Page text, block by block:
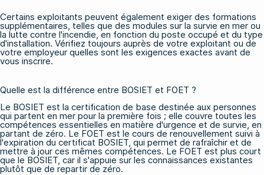
Certains exploitants peuvent également exiger des formations
supplémentaires, telles que des modules sur la survie en mer ou
la lutte contre l'incendie, en fonction du poste occupé et du type
d'installation. Vérifiez toujours auprès de votre exploitant ou de
votre employeur quelles sont les exigences exactes avant de
vous inscrire.
Quelle est la différence entre BOSIET et FOET ?
Le BOSIET est la certification de base destinée aux personnes
qui partent en mer pour la première fois ; elle couvre toutes les
compétences essentielles en matière d'urgence et de survie, en
partant de zéro. Le FOET est le cours de renouvellement suivi à
l'expiration du certificat BOSIET, qui permet de rafraîchir et de
mettre à jour ces mêmes compétences. Le FOET est plus court
que le BOSIET, car il s'appuie sur les connaissances existantes
plutôt que de repartir de zéro.